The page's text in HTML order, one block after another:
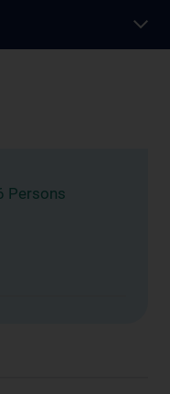
Persons